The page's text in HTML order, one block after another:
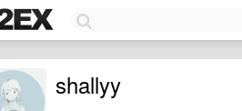
shallyy